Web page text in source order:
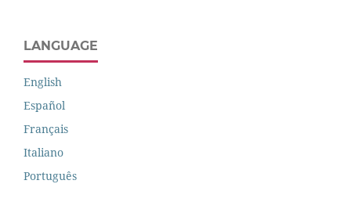
LANGUAGE
English
Español
Français
Italiano
Português